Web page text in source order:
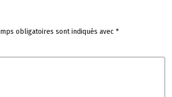
obligatoires sont indiqués avec *